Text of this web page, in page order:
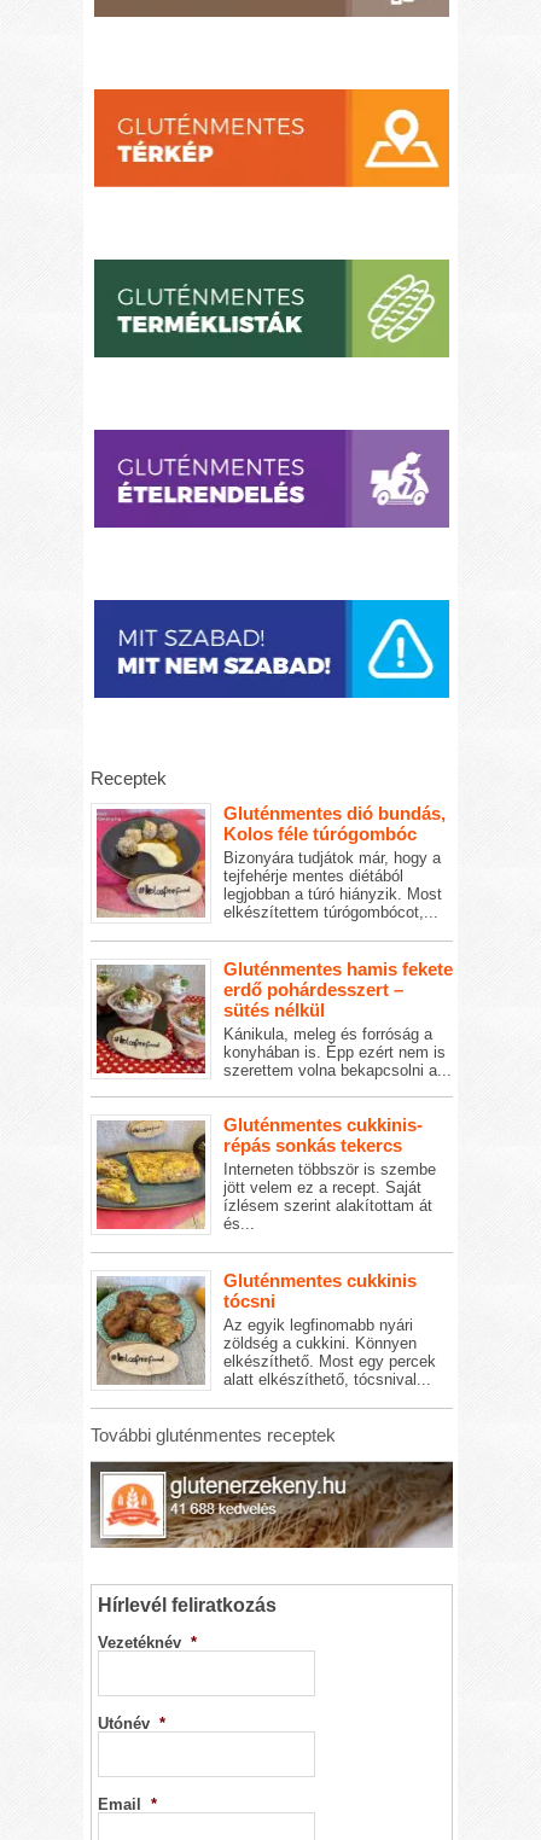
Receptek
Gluténmentes dió bundás,
Kolos féle túrógombóc
Bizonyára tudjátok már, hogy a
tejfehérje mentes diétából
legjobban a túró hiányzik. Most
elkészítettem túrógombócot,...
Gluténmentes hamis fekete
erdő pohárdesszert –
sütés nélkül
Kánikula, meleg és forróság a
konyhában is. Épp ezért nem is
szerettem volna bekapcsolni a...
Gluténmentes cukkinis-
répás sonkás tekercs
Interneten többször is szembe
jött velem ez a recept. Saját
ízlésem szerint alakítottam át
és...
Gluténmentes cukkinis
tócsni
Az egyik legfinomabb nyári
zöldség a cukkini. Könnyen
elkészíthető. Most egy percek
alatt elkészíthető, tócsnival...
További gluténmentes receptek
Hírlevél feliratkozás
Vezetéknév *
Utónév *
Email *